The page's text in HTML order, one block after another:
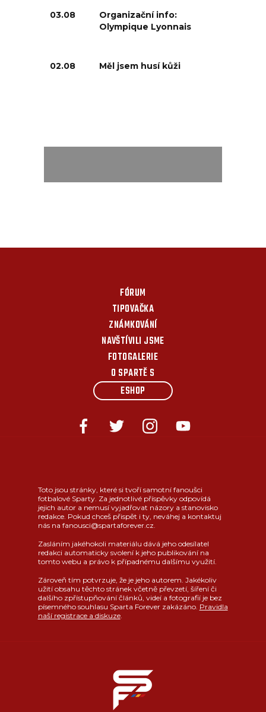
03.08
Organizační info:
Olympique Lyonnais
02.08 Měl jsem husí kůži
FÓRUM
TIPOVAČKA
ZNÁMKOVÁNÍ
NAVŠTÍVILI JSME
FOTOGALERIE
O SPARTĚ S
ESHOP
Toto jsou stránky, které si tvoří samotní fanoušci
fotbalové Sparty. Za jednotlivé příspěvky odpovídá
jejich autor a nemusí vyjadřovat názory a stanovisko
redakce. Pokud chceš přispět i ty, neváhej a kontaktuj
nás na fanousci@spartaforever.cz.
Zasláním jakéhokoli materiálu dává jeho odesílatel
redakci automaticky svolení k jeho publikování na
tomto webu a právo k případnému dalšímu využití.
Zároveň tím potvrzuje, že je jeho autorem. Jakékoliv
užití obsahu těchto stránek včetně převzetí, šíření či
dalšího zpřístupňování článků, videí a fotografií je bez
písemného souhlasu Sparta Forever zakázáno. Pravidla
naší registrace a diskuze.